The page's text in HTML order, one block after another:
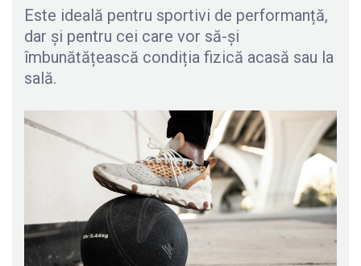
Este ideală pentru sportivi de performanță,
dar și pentru cei care vor să-și
îmbunătățească condiția fizică acasă sau la
sală.